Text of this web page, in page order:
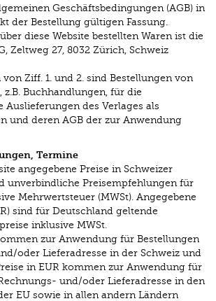
Geschäftsbedingungen (AGB) in
der Bestellung gültigen Fassung.
diese Website bestellten Waren ist die
Zeltweg 27, 8032 Zürich, Schweiz
Ziff. 1. und 2. sind Bestellungen von
z.B. Buchhandlungen, für die
Auslieferungen des Verlages als
und deren AGB der zur Anwendung
Termine
angegebene Preise in Schweizer
unverbindliche Preisempfehlungen für
Mehrwertsteuer (MWSt). Angegebene
sind für Deutschland geltende
inklusive MWSt.
zur Anwendung für Bestellungen
oder Lieferadresse in der Schweiz und
in EUR kommen zur Anwendung für
und/oder Lieferadresse in den
EU sowie in allen andern Ländern